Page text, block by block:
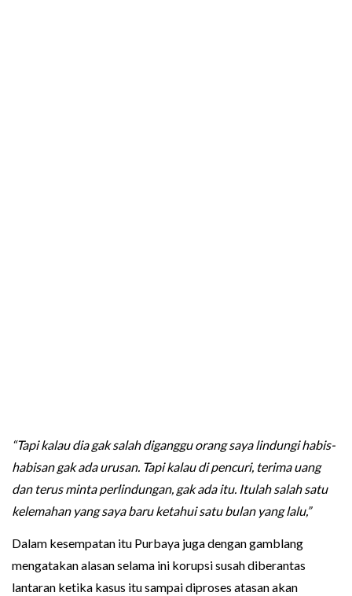
“Tapi kalau dia gak salah diganggu orang saya lindungi habis-
habisan gak ada urusan. Tapi kalau di pencuri, terima uang
dan terus minta perlindungan, gak ada itu. Itulah salah satu
kelemahan yang saya baru ketahui satu bulan yang lalu,”
Dalam kesempatan itu Purbaya juga dengan gamblang
mengatakan alasan selama ini korupsi susah diberantas
lantaran ketika kasus itu sampai diproses atasan akan